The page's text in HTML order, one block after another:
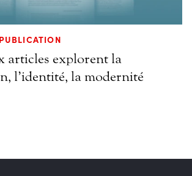
articles explorent la
l’identité, la modernité